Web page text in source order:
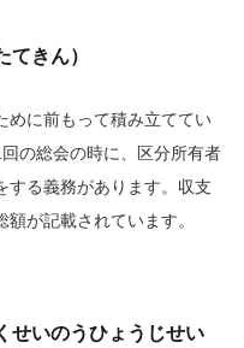
てきん）
めに前もって積み立ててい
の総会の時に、区分所有者
する義務があります。収支
が記載されています。
せいのうひょうじせい